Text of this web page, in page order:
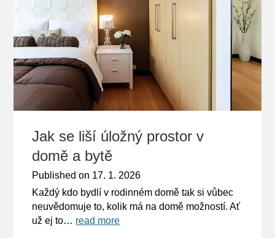
Jak se liší úložný prostor v
domě a bytě
Published on 17. 1. 2026
Každý kdo bydlí v rodinném domě tak si vůbec
neuvědomuje to, kolik má na domě možností. Ať
už ej to… read more